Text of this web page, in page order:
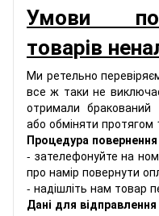
Умови
товарів
Ми ретельно
все ж таки не
отримали
або обміняти
Процедура
- зателефонуйте на
про намір повернути
- надішліть нам товар
Дані для